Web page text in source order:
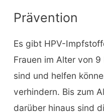
Prävention
Es gibt HPV-
Frauen im Alter von
sind und helfen
verhindern. Bis zum
darüber hinaus sind